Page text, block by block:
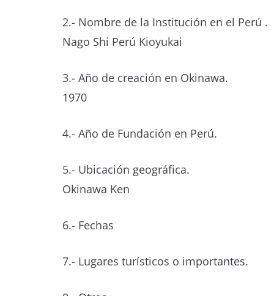
2.- Nombre de la Institución en el Perú .
Nago Shi Perú Kioyukai
3.- Año de creación en Okinawa.
1970
4.- Año de Fundación en Perú.
5.- Ubicación geográfica.
Okinawa Ken
6.- Fechas
7.- Lugares turísticos o importantes.